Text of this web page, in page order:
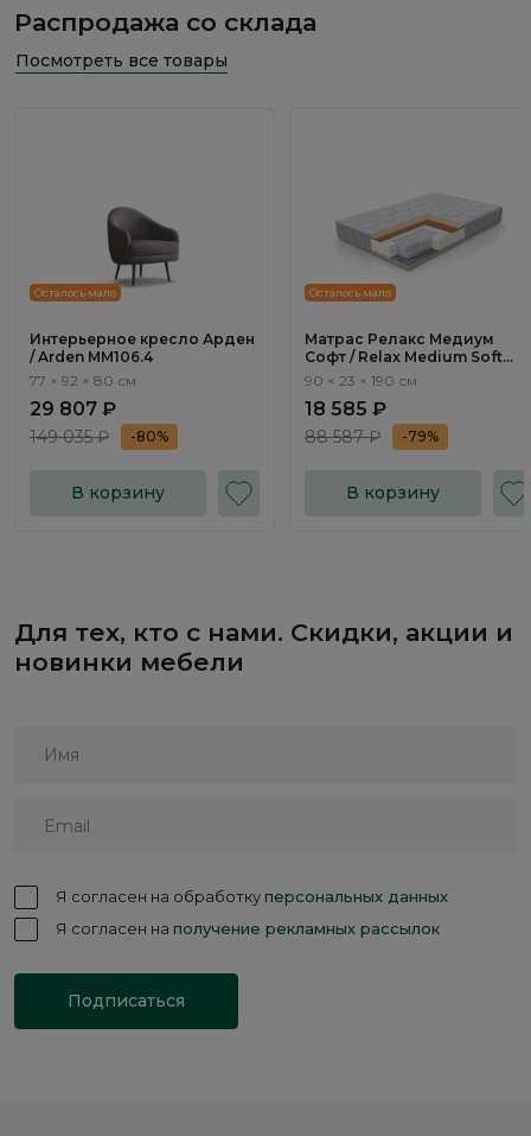
Распродажа со склада
Посмотреть все товары
Осталось мало
Интерьерное кресло Арден
/ Arden ММ106.4
77 × 92 × 80 см
29 807 ₽
149 035 ₽ -80%
В корзину
Осталось мало
Матрас Релакс Медиум
Софт / Relax Medium Soft
90х190 см
90 × 23 × 190 см
18 585 ₽
88 587 ₽ -79%
В корзину
Для тех, кто с нами. Скидки, акции и
новинки мебели
Я согласен на обработкуперсональных данных
Я согласен на получение рекламных рассылок
Подписаться